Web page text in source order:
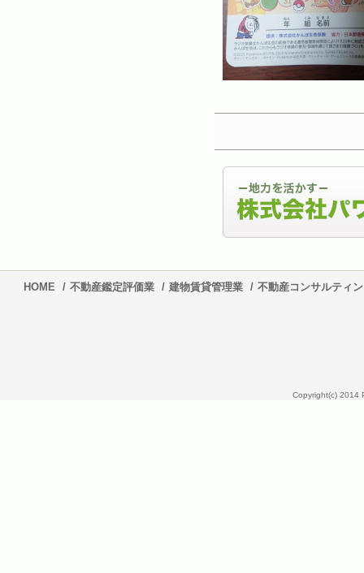
HOME / 不動産鑑定評価業 / 建物賃貸管理業 / 不動産コンサルティ
Copyright(c) 2014